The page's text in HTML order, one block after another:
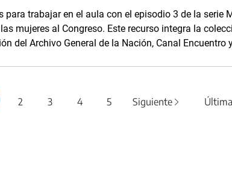
para trabajar en el aula con el episodio 3 de la serie
mujeres al Congreso. Este recurso integra la
del Archivo General de la Nación, Canal Encuentro
2 3 4 5 Siguiente Última